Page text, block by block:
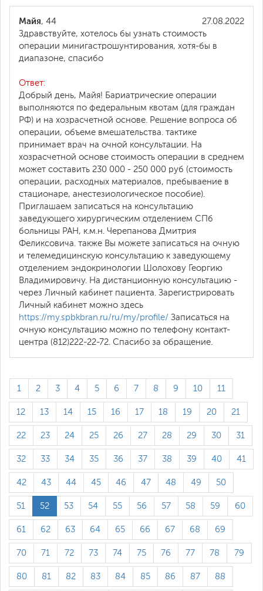
27.08.2022
Майя, 44
Здравствуйте, хотелось бы узнать стоимость
операции минигастрошунтирования, хотя-бы в
диапазоне, спасибо
Ответ:
Добрый день, Майя! Бариатрические операции
выполняются по федеральным квотам (для граждан
РФ) и на хозрасчетной основе. Решение вопроса об
операции, объеме вмешательства. тактике
принимает врач на очной консультации. На
хозрасчетной основе стоимость операции в среднем
может составить 230 000 - 250 000 руб (стоимость
операции, расходных материалов, пребываение в
стационаре, анестезиологическое пособие).
Приглашаем записаться на консультацию
заведующего хирургическим отделением СПб
больницы РАН, к.м.н. Черепанова Дмитрия
Феликсовича. также Вы можете записаться на очную
и телемедицинскую консультацию к заведующему
отделением эндокринологии Шолохову Георгию
Владимировичу. На дистанционную консультацию -
через Личный кабинет пациента. Зарегистрировать
Личный кабинет можно здесь
https://my.spbkbran.ru/ru/my/profile/ Записаться на
очную консультацию можно по телефону контакт-
центра (812)222-22-72. Спасибо за обращение.
1 2 3 4 5 6 7 8 9 10 11
12 13 14 15 16 17 18 19 20 21
22 23 24 25 26 27 28 29 30 31
32 33 34 35 36 37 38 39 40 41
42 43 44 45 46 47 48 49 50
51 52 53 54 55 56 57 58 59 60
61 62 63 64 65 66 67 68 69
70 71 72 73 74 75 76 77 78 79
80 81 82 83 84 85 86 87 88